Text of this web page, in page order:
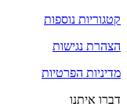
קטגוריות נוספות
הצהרת נגישות
מדיניות הפרטיות
דברו איתנו